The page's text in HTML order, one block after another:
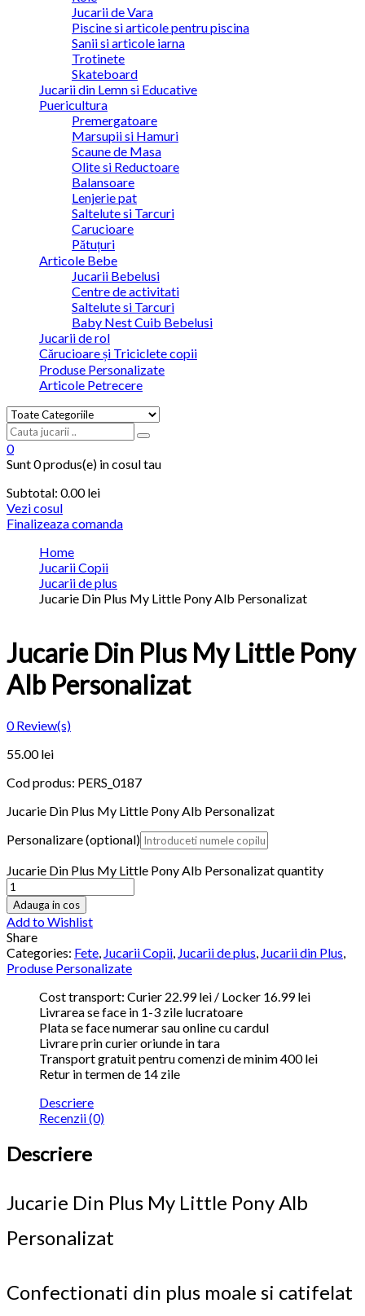
Jucarii de Vara
Piscine si articole pentru piscina
Sanii si articole iarna
Trotinete
Skateboard
Jucarii din Lemn si Educative
Puericultura
Premergatoare
Marsupii si Hamuri
Scaune de Masa
Olite si Reductoare
Balansoare
Lenjerie pat
Saltelute si Tarcuri
Carucioare
Pătuțuri
Articole Bebe
Jucarii Bebelusi
Centre de activitati
Saltelute si Tarcuri
Baby Nest Cuib Bebelusi
Jucarii de rol
Cărucioare și Triciclete copii
Produse Personalizate
Articole Petrecere
0
Sunt0 produs(e) in cosul tau
Subtotal: 0.00lei
Vezi cosul
Finalizeaza comanda
Home
Jucarii Copii
Jucarii de plus
Jucarie Din Plus My Little Pony Alb Personalizat
Jucarie Din Plus My Little Pony
Alb Personalizat
0Review(s)
55.00lei
Cod produs: PERS_0187
Jucarie Din Plus My Little Pony Alb Personalizat
Personalizare(optional)
Jucarie Din Plus My Little Pony Alb Personalizat quantity
Adauga in cos
Add to Wishlist
Share
Categories: Fete, Jucarii Copii, Jucarii de plus, Jucarii din Plus,
Produse Personalizate
Cost transport: Curier 22.99 lei / Locker 16.99 lei
Livrarea se face in 1-3 zile lucratoare
Plata se face numerar sau online cu cardul
Livrare prin curier oriunde in tara
Transport gratuit pentru comenzi de minim 400 lei
Retur in termen de 14 zile
Descriere
Recenzii (0)
Descriere
Jucarie Din Plus My Little Pony Alb
Personalizat
Confectionati din plus moale si catifelat